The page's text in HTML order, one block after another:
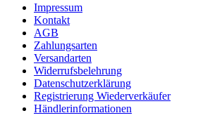
Impressum
Kontakt
AGB
Zahlungsarten
Versandarten
Widerrufsbelehrung
Datenschutzerklärung
Registrierung Wiederverkäufer
Händlerinformationen